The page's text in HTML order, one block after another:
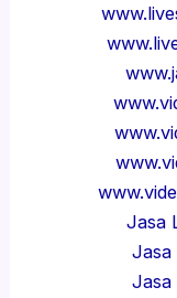
Jasa
Jasa
Jasa